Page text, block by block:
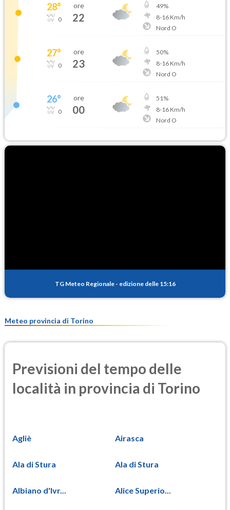
28°
0
ore
22
49%
8-16Km/h
Nord O
27°
0
ore
23
50%
8-16Km/h
Nord O
26°
0
ore
00
51%
8-16Km/h
Nord O
TG Meteo Regionale - edizione delle 15:16
Meteo provincia di Torino
Previsioni del tempo delle
località in provincia di Torino
Agliè Airasca
Ala di Stura Ala di Stura
Albiano d'Ivr... Alice Superio...